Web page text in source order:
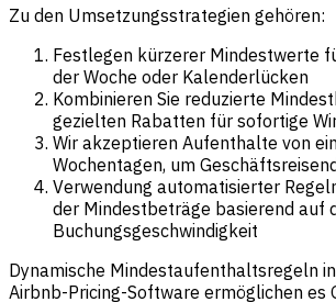
Zu den Umsetzungsstrategien gehören:
Festlegen kürzerer Mindestwerte
der Woche oder Kalenderlücken
Kombinieren Sie reduzierte
gezielten Rabatten für sofortige
Wir akzeptieren Aufenthalte von
Wochentagen, um
Verwendung automatisierter
der Mindestbeträge basierend auf
Buchungsgeschwindigkeit
Dynamische Mindestaufenthaltsregeln
Airbnb-Pricing-Software ermöglichen es